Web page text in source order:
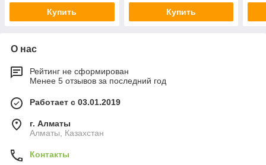
Купить Купить
О нас
Рейтинг не сформирован
Менее 5 отзывов за последний год
Работает с 03.01.2019
г. Алматы
Алматы, Казахстан
Контакты